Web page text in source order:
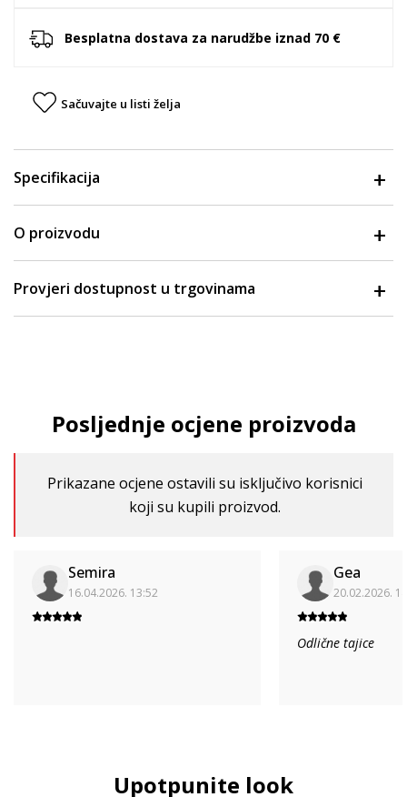
Besplatna dostava za narudžbe iznad 70 €
Sačuvajte u listi želja
Specifikacija
O proizvodu
Provjeri dostupnost u trgovinama
Posljednje ocjene proizvoda
Prikazane ocjene ostavili su isključivo korisnici
koji su kupili proizvod.
Semira
16.04.2026. 13:52
Gea
20.02.2026.
Odlične tajice
Upotpunite look